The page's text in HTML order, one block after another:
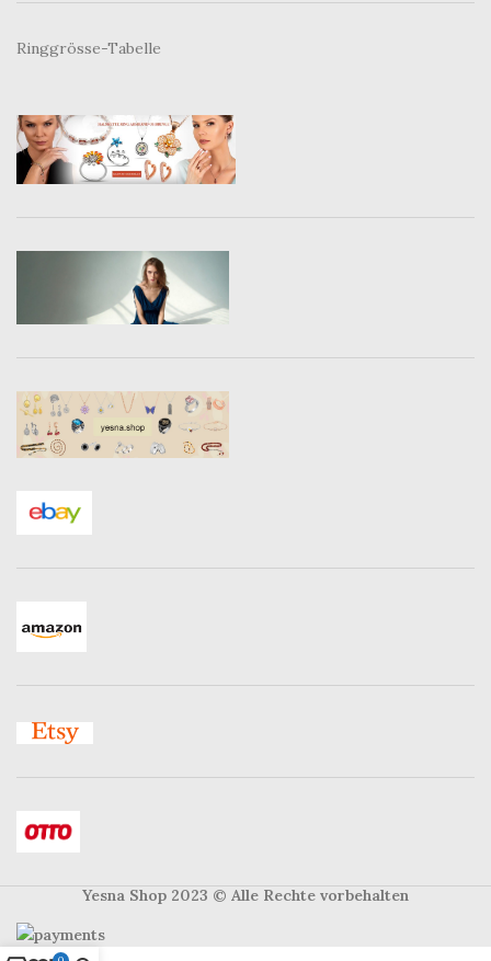
Ringgrösse-Tabelle
Yesna Shop 2023 © Alle Rechte vorbehalten